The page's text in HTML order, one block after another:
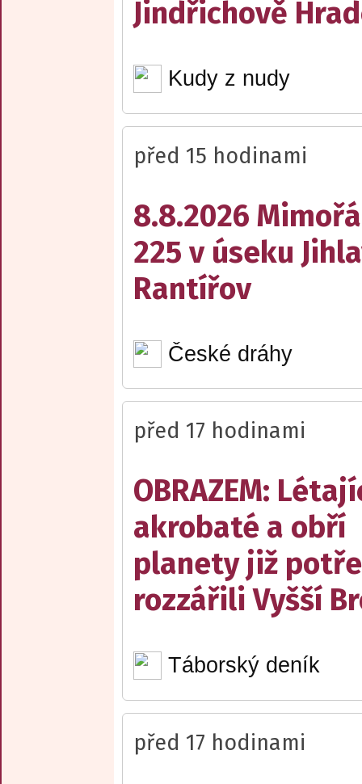
Jindřichově
Kudy z nudy
před 15 hodinami
8.8.2026
225 v úseku
Rantířov
České dráhy
před 17 hodinami
OBRAZEM:
akrobaté a obří
planety již
rozzářili Vyšší
Táborský deník
před 17 hodinami